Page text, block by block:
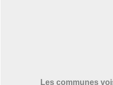
Les communes